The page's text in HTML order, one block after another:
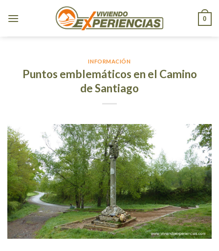
0
INFORMACIÓN
Puntos emblemáticos en el Camino
de Santiago